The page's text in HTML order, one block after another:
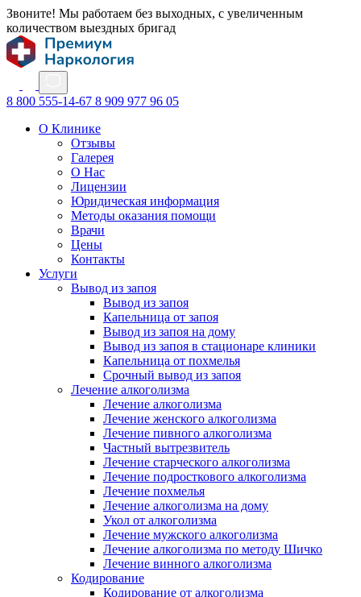
Звоните! Мы работаем без выходных, с увеличенным
количеством выездных бригад
8 800 555-14-67 8 909 977 96 05
О Клинике
Отзывы
Галерея
О Нас
Лицензии
Юридическая информация
Методы оказания помощи
Врачи
Цены
Контакты
Услуги
Вывод из запоя
Вывод из запоя
Капельница от запоя
Вывод из запоя на дому
Вывод из запоя в стационаре клиники
Капельница от похмелья
Срочный вывод из запоя
Лечение алкоголизма
Лечение алкоголизма
Лечение женского алкоголизма
Лечение пивного алкоголизма
Частный вытрезвитель
Лечение старческого алкоголизма
Лечение подросткового алкоголизма
Лечение похмелья
Лечение алкоголизма на дому
Укол от алкоголизма
Лечение мужского алкоголизма
Лечение алкоголизма по методу Шичко
Лечение винного алкоголизма
Кодирование
Кодирование от алкоголизма